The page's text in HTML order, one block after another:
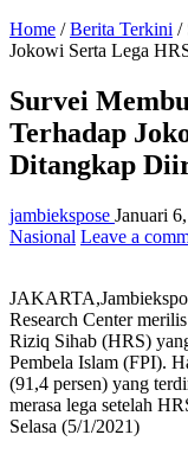
Home / Berita Terkini /
Jokowi Serta Lega
Survei
Terhadap
Ditangkap
jambiekspose Januari
Nasional Leave a
Research Center
Riziq Sihab (HRS)
Pembela Islam (FPI).
(91,4 persen) yang
merasa lega setelah
Selasa (5/1/2021)